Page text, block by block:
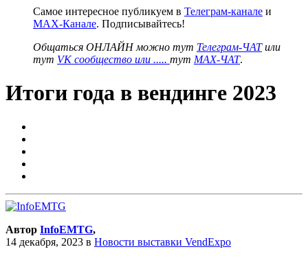
Самое интересное публикуем в Телеграм-канале и
MAX-Канале. Подписывайтесь!
Общаться ОНЛАЙН можно тут Телеграм-ЧАТили
тут VK сообщество или ..... тут MAX-ЧАТ.
Итоги года в вендинге 2023
Автор InfoEMTG,
14 декабря, 2023 в Новости выставки VendExpo